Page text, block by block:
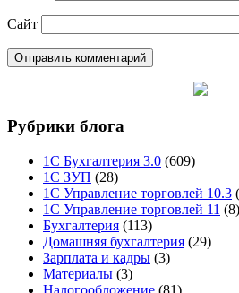
Сайт
Рубрики блога
1С Бухгалтерия 3.0 (609)
1С ЗУП (28)
1С Управление торговлей 10.3
1С Управление торговлей 11 (8)
Бухгалтерия (113)
Домашняя бухгалтерия (29)
Зарплата и кадры (3)
Материалы (3)
Налогообложение (81)